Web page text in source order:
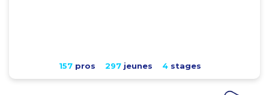
157pros 297jeunes 4stages